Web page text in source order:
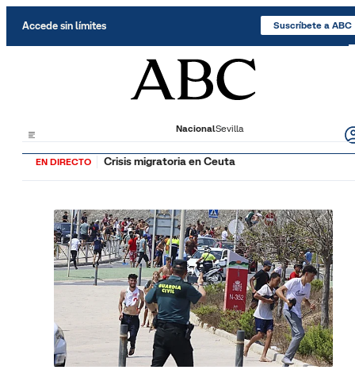
Accede sin límites Suscríbete a ABC
NacionalSevilla
EN DIRECTO Crisis migratoria en Ceuta